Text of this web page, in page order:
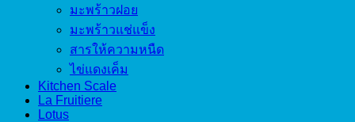
มะพร้าวฝอย
มะพร้าวแช่แข็ง
สารให้ความหนืด
ไข่แดงเค็ม
Kitchen Scale
La Fruitiere
Lotus